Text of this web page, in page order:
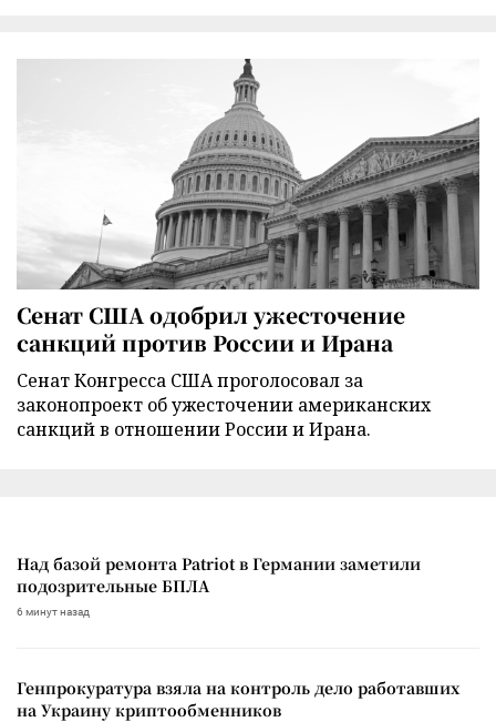
Сенат США одобрил ужесточение
санкций против России и Ирана
Сенат Конгресса США проголосовал за
законопроект об ужесточении американских
санкций в отношении России и Ирана.
Над базой ремонта Patriot в Германии заметили
подозрительные БПЛА
6 минут назад
Генпрокуратура взяла на контроль дело работавших
на Украину криптообменников